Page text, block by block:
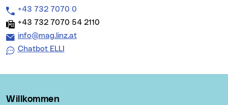
Telefon:
+43 732 7070 0
Fax:
+43 732 7070 54 2110
E-Mail Adresse:
info@mag.linz.at
Chatbot ELLI
Willkommen